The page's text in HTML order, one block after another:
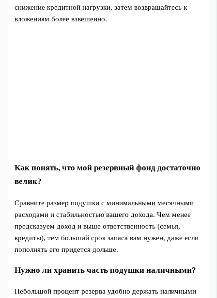
снижение кредитной нагрузки, затем возвращайтесь к
вложениям более взвешенно.
Как понять, что мой резервный фонд достаточно
велик?
Сравните размер подушки с минимальными месячными
расходами и стабильностью вашего дохода. Чем менее
предсказуем доход и выше ответственность (семья,
кредиты), тем больший срок запаса вам нужен, даже если
пополнять его придется дольше.
Нужно ли хранить часть подушки наличными?
Небольшой процент резерва удобно держать наличными